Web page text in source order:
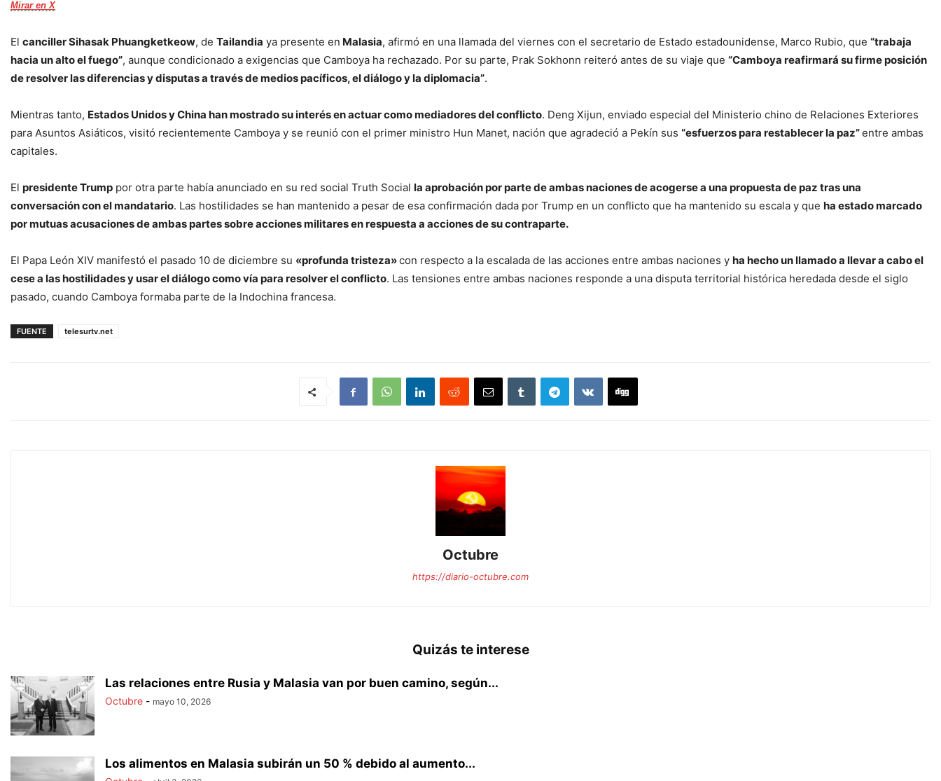
Mirar en X
El canciller Sihasak Phuangketkeow, de Tailandia ya presente en Malasia, afirmó en una llamada del viernes con el secretario de Estado estadounidense, Marco Rubio, que “trabaja
hacia un alto el fuego”, aunque condicionado a exigencias que Camboya ha rechazado. Por su parte, Prak Sokhonn reiteró antes de su viaje que “Camboya reafirmará su firme posición
de resolver las diferencias y disputas a través de medios pacíficos, el diálogo y la diplomacia”.
Mientras tanto, Estados Unidos y China han mostrado su interés en actuar como mediadores del conflicto. Deng Xijun, enviado especial del Ministerio chino de Relaciones Exteriores
para Asuntos Asiáticos, visitó recientemente Camboya y se reunió con el primer ministro Hun Manet, nación que agradeció a Pekín sus “esfuerzos para restablecer la paz”entre ambas
capitales.
El presidente Trump por otra parte había anunciado en su red social Truth Social la aprobación por parte de ambas naciones de acogerse a una propuesta de paz tras una
conversación con el mandatario. Las hostilidades se han mantenido a pesar de esa confirmación dada por Trump en un conflicto que ha mantenido su escala y que ha estado marcado
por mutuas acusaciones de ambas partes sobre acciones militares en respuesta a acciones de su contraparte.
El Papa León XIV manifestó el pasado 10 de diciembre su «profunda tristeza»con respecto a la escalada de las acciones entre ambas naciones y ha hecho un llamado a llevar a cabo el
cese a las hostilidades y usar el diálogo como vía para resolver el conflicto. Las tensiones entre ambas naciones responde a una disputa territorial histórica heredada desde el siglo
pasado, cuando Camboya formaba parte de la Indochina francesa.
FUENTE telesurtv.net
Octubre
https://diario-octubre.com
Quizás te interese
Las relaciones entre Rusia y Malasia van por buen camino, según...
Octubre - mayo 10, 2026
Los alimentos en Malasia subirán un 50 % debido al aumento...